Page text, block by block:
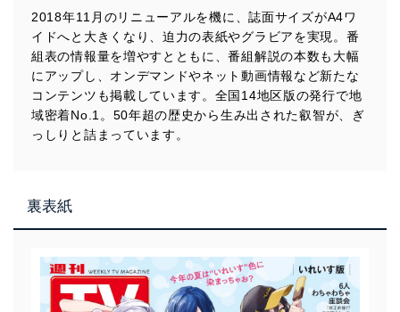
に、下記セキュリティ対策をはじめとする安全対策を実
施し、個人情報の漏えい、滅失またはき損の防止及び是
正に努めます。
アクセス制御
個人データを取り扱うことのできる機器及び当該
機器を取り扱う従業者を明確化し、 個人データへ
の不要なアクセスを防止しています。
個人データを取り扱う機器等のオペレーティング
システムを最新の状態に保持しています。
個人データを取り扱う機器等にセキュリティ対策
2018年11月のリニューアルを機に、誌面サイズがA4ワ
イドへと大きくなり、迫力の表紙やグラビアを実現。番
組表の情報量を増やすとともに、番組解説の本数も大幅
にアップし、オンデマンドやネット動画情報など新たな
コンテンツも掲載しています。全国14地区版の発行で地
域密着No.1。50年超の歴史から生み出された叡智が、ぎ
っしりと詰まっています。
裏表紙